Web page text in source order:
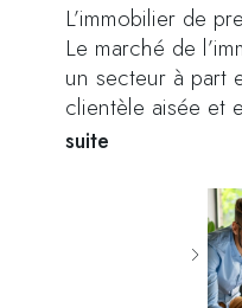
L’immobilier de
Le marché de
un secteur à part
clientèle aisée et
suite